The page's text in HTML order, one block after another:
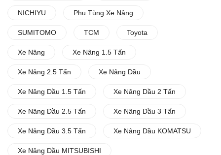
NICHIYU Phụ Tùng Xe Nâng
SUMITOMO TCM Toyota
Xe Nâng Xe Nâng 1.5 Tấn
Xe Nâng 2.5 Tấn Xe Nâng Dầu
Xe Nâng Dầu 1.5 Tấn Xe Nâng Dầu 2 Tấn
Xe Nâng Dầu 2.5 Tấn Xe Nâng Dầu 3 Tấn
Xe Nâng Dầu 3.5 Tấn Xe Nâng Dầu KOMATSU
Xe Nâng Dầu MITSUBISHI